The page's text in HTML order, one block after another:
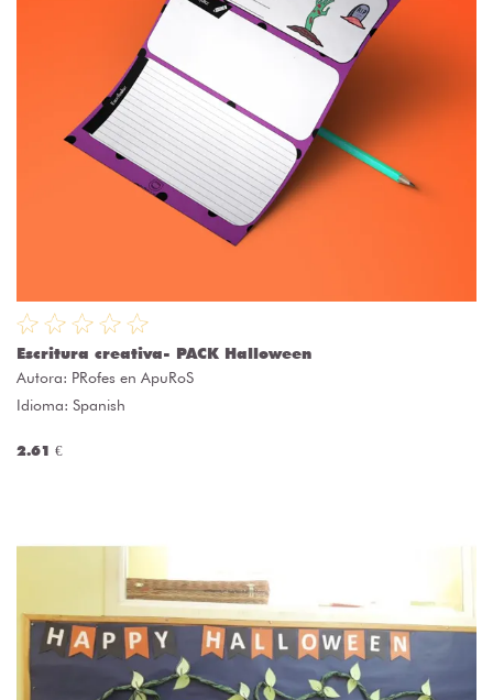
Escritura creativa- PACK Halloween
Autora: PRofes en ApuRoS
Idioma: Spanish
2.61 €